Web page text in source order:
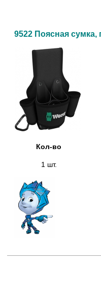
9522 Поясная сумка,
Кол-во
1 шт.